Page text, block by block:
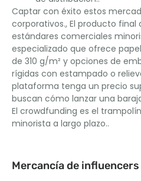
Captar con éxito estos
corporativos., El producto final
estándares comerciales
especializado que ofrece
de 310 g/m² y opciones de
rígidas con estampado o
plataforma tenga un precio
buscan cómo lanzar una
El crowdfunding es el
minorista a largo plazo..
Mercancía de